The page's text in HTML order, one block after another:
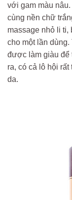
với gam màu
cùng nền chữ
massage nhỏ li
cho một lần
được làm giàu để
ra, có cả lô hội
da.